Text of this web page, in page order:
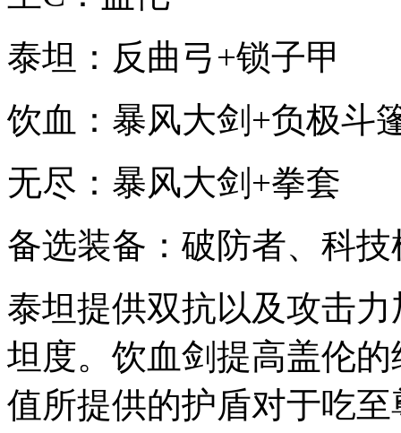
泰坦：反曲弓+锁子甲
饮血：暴风大剑+负极斗
无尽：暴风大剑+拳套
备选装备：破防者、科
泰坦提供双抗以及攻击
坦度。饮血剑提高盖伦
值所提供的护盾对于吃